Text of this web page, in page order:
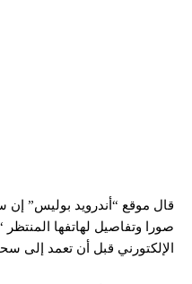
قال موقع “أندرويد بوليس” إن
الإلكتورني قبل أن تعمد إلى